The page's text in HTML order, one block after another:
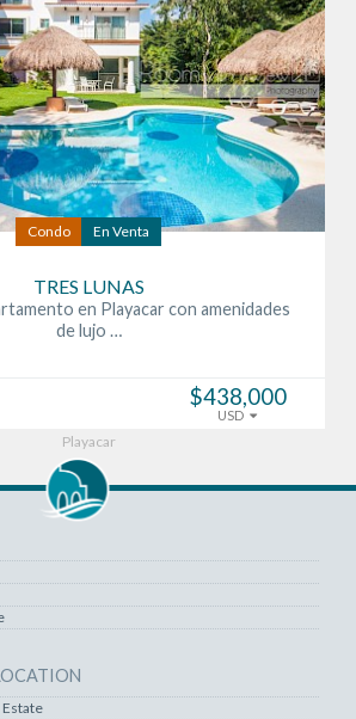
Condo En Venta
TRES LUNAS
en Playacar con amenidades
de lujo …
$438,000
USD
Playacar
Estate